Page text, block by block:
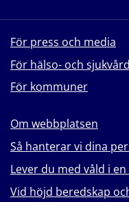
För press och media
För hälso- och
För kommuner
Om webbplatsen
Så hanterar vi dina
Lever du med våld i
Vid höjd beredskap